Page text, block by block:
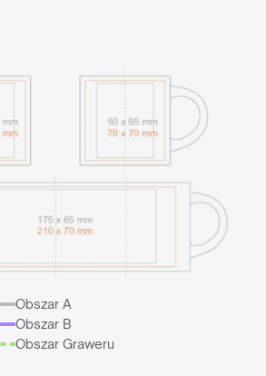
Obszar A
Obszar B
Obszar Graweru